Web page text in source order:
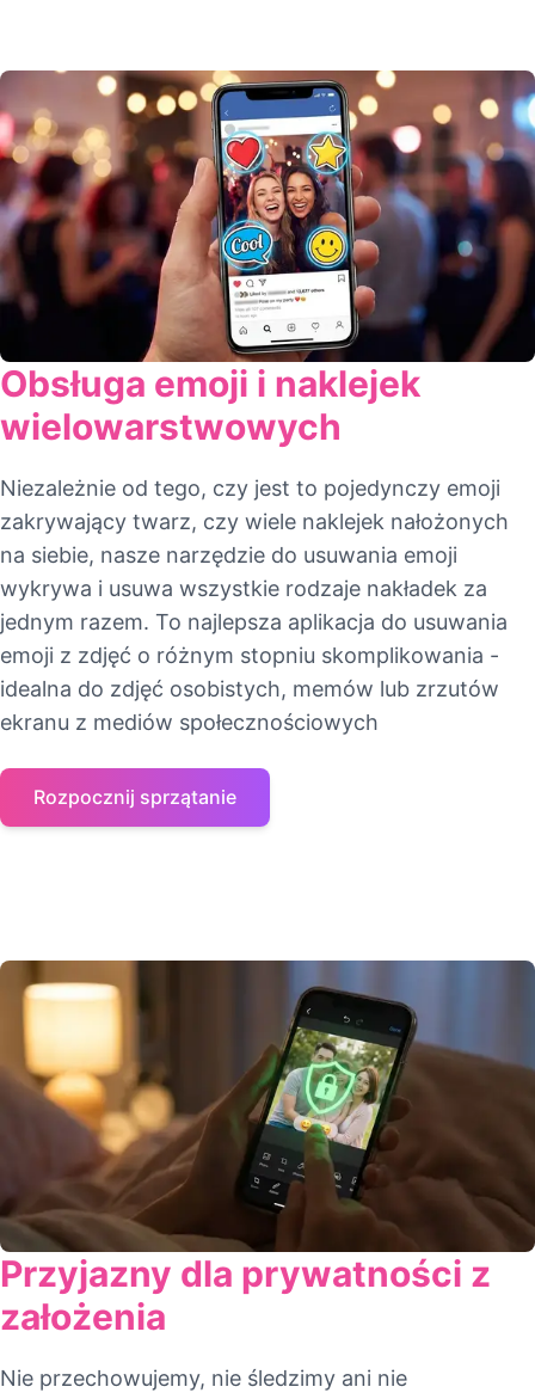
Obsługa emoji i naklejek
wielowarstwowych
Niezależnie od tego, czy jest to pojedynczy emoji
zakrywający twarz, czy wiele naklejek nałożonych
na siebie, nasze narzędzie do usuwania emoji
wykrywa i usuwa wszystkie rodzaje nakładek za
jednym razem. To najlepsza aplikacja do usuwania
emoji z zdjęć o różnym stopniu skomplikowania -
idealna do zdjęć osobistych, memów lub zrzutów
ekranu z mediów społecznościowych
Rozpocznij sprzątanie
Przyjazny dla prywatności z
założenia
Nie przechowujemy, nie śledzimy ani nie